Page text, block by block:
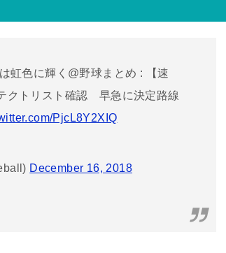
色に輝く@野球まとめ : 【速
クトリスト確認 早急に決定路線
PjcL8Y2XIQ
December 16, 2018